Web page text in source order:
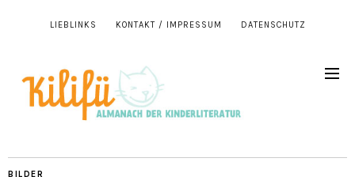
LIEBLINKS KONTAKT / IMPRESSUM DATENSCHUTZ
BILDER